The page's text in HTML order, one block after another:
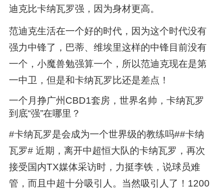
迪克比卡纳瓦罗强，因为身材更高。
范迪克生活在一个好的时代，因为这个时代没有
强力中锋了，巴蒂、维埃里这样的中锋目前没有
一个，小魔兽勉强算一个，所以范迪克现在是第
一中卫，但是和卡纳瓦罗比还是差点！
一个月挣广州CBD1套房，世界名帅，卡纳瓦罗
到底“强”在哪里？
#卡纳瓦罗是会成为一个世界级的教练吗##卡纳
瓦罗# 近期，离开中超恒大队的卡纳瓦罗，再次
接受国内TX媒体采访时，力挺李铁，说球员难
管，而且中超十分吸引人。当然吸引人了！1200